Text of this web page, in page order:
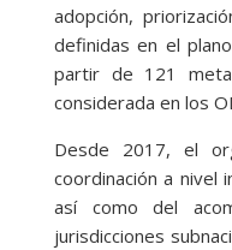
adopción,
definidas en el
partir de 121
considerada en los
Desde 2017, el
coordinación a nivel
así como del
jurisdicciones